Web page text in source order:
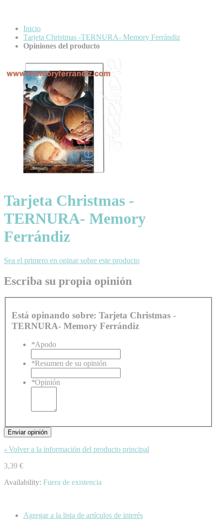
Inicio
Tarjeta Christmas -TERNURA- Memory Ferrándiz
Opiniones del producto
Tarjeta Christmas -
TERNURA- Memory
Ferrándiz
Sea el primero en opinar sobre este producto
Escriba su propia opinión
Está opinando sobre: Tarjeta Christmas -
TERNURA- Memory Ferrándiz
*Apodo
*Resumen de su opinión
*Opinión
Enviar opinión
« Volver a la información del producto principal
3,39 €
Availability: Fuera de existencia
Agregar a la lista de artículos de interés